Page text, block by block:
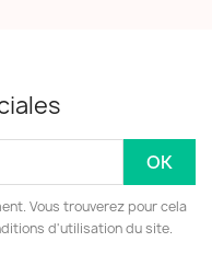
Vous trouverez pour cela
d'utilisation du site.